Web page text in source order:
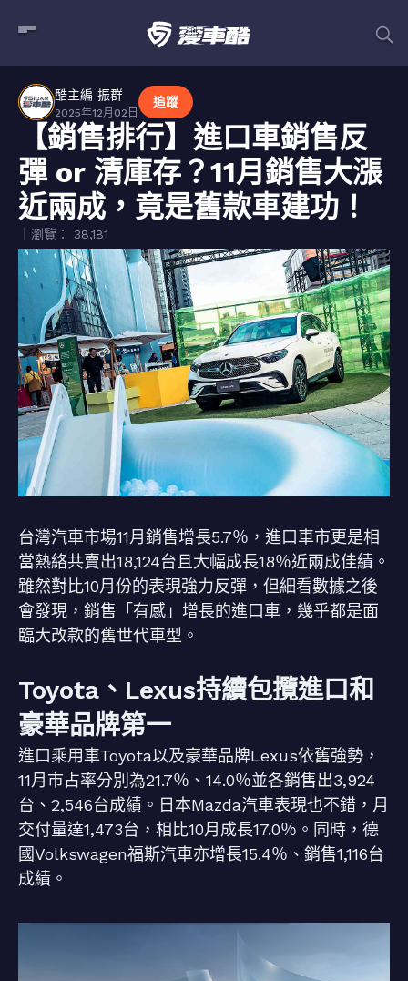
酷主編 振群
2025年12月02日
追蹤
【銷售排行】進口車銷售反
彈 or 清庫存？11月銷售大漲
近兩成，竟是舊款車建功！
｜瀏覽： 38,181
台灣汽車市場11月銷售增長5.7％，進口車市更是相
當熱絡共賣出18,124台且大幅成長18％近兩成佳績。
雖然對比10月份的表現強力反彈，但細看數據之後
會發現，銷售「有感」增長的進口車，幾乎都是面
臨大改款的舊世代車型。
Toyota、Lexus持續包攬進口和
豪華品牌第一
進口乘用車Toyota以及豪華品牌Lexus依舊強勢，
11月市占率分別為21.7％、14.0％並各銷售出3,924
台、2,546台成績。日本Mazda汽車表現也不錯，月
交付量達1,473台，相比10月成長17.0％。同時，德
國Volkswagen福斯汽車亦增長15.4％、銷售1,116台
成績。